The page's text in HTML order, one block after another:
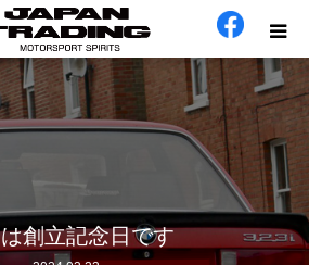
創立記念日です